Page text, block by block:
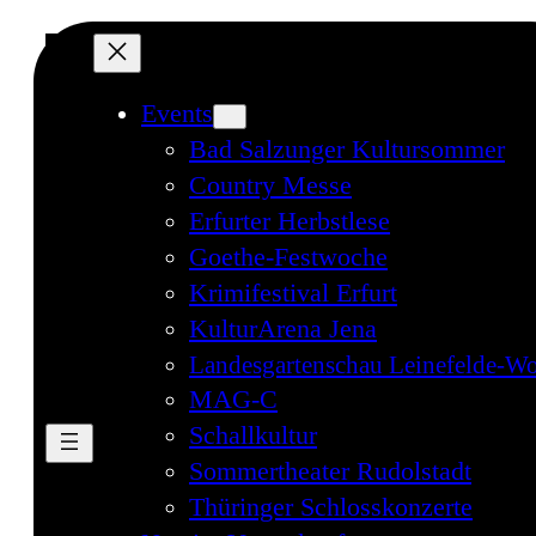
Events
Bad Salzunger Kultursommer
Country Messe
Erfurter Herbstlese
Goethe-Festwoche
Krimifestival Erfurt
KulturArena Jena
Landesgartenschau Leinefelde-
MAG-C
Schallkultur
Sommertheater Rudolstadt
Thüringer Schlosskonzerte